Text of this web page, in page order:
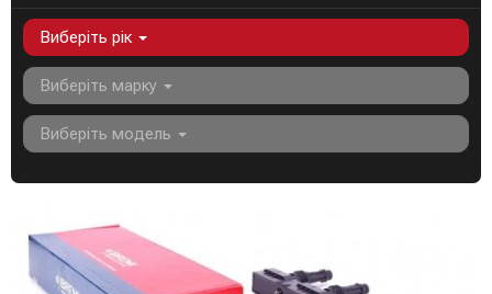
Виберіть рік
Виберіть марку
Виберіть модель